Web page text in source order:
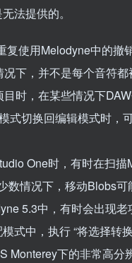
法提供的。
复使用Melodyne中的撤
下，并不是每个音符都
时，在某些情况下
式切换回编辑模式时，
One时，有时在扫描
数情况下，移动Blobs可
5.3中，有时会出现老
式中，执行 “将选择转
Monterey下的非常高分